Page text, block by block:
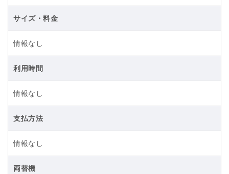
サイズ・料金
情報なし
利用時間
情報なし
支払方法
情報なし
両替機